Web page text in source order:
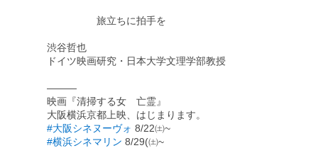
旅立ちに拍手を
渋谷哲也
ドイツ映画研究・日本大学文理学部教授
―――
映画『清掃する女 亡霊』
大阪横浜京都上映、はじまります。
#大阪シネヌーヴォ 8/22㈯~
#横浜シネマリン 8/29(㈯~